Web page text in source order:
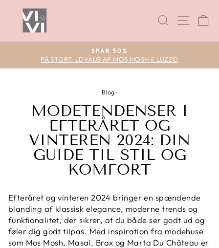
SPAR 50%
PÅ STORT UDVALG AF MOS MOSH & LUZZO
Blog ·
MODETENDENSER I
EFTERÅRET OG
VINTEREN 2024: DIN
GUIDE TIL STIL OG
KOMFORT
Efteråret og vinteren 2024 bringer en spændende
blanding af klassisk elegance, moderne trends og
funktionalitet, der sikrer, at du både ser godt ud og
føler dig godt tilpas. Med inspiration fra modehuse
som Mos Mosh, Masai, Brax og Marta Du Château er